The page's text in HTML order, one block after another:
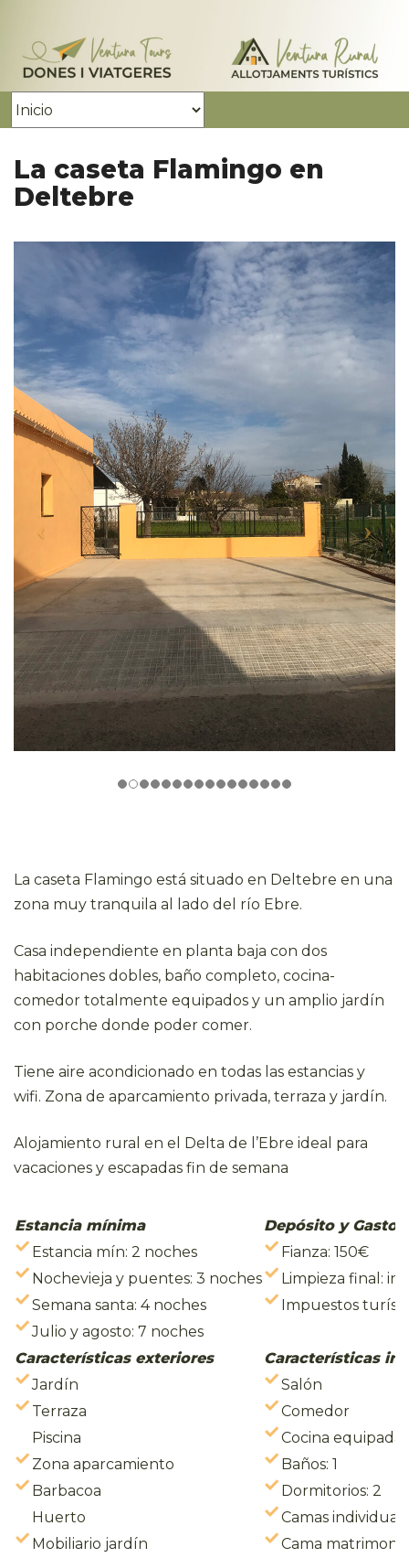
La caseta Flamingo en
Deltebre
La caseta Flamingo está situado en Deltebre en una
zona muy tranquila al lado del río Ebre.
Casa independiente en planta baja con dos
habitaciones dobles, baño completo, cocina-
comedor totalmente equipados y un amplio jardín
con porche donde poder comer.
Tiene aire acondicionado en todas las estancias y
wifi. Zona de aparcamiento privada, terraza y jardín.
Alojamiento rural en el Delta de l’Ebre ideal para
vacaciones y escapadas fin de semana
Estancia mínima
Depósito y
Estancia mín: 2 noches
Fianza: 150€
Nochevieja y puentes: 3 noches
Limpieza final:
Semana santa: 4 noches
Impuestos
Julio y agosto: 7 noches
Características exteriores
Características
Jardín
Salón
Terraza
Comedor
Piscina
Cocina equipada
Zona aparcamiento
Baños: 1
Barbacoa
Dormitorios: 2
Huerto
Camas
Mobiliario jardín
Cama